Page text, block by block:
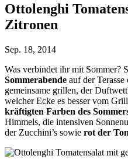
Ottolenghi
Zitronen
Sep. 18, 2014
Was verbindet ihr mit Sommer?
Sommerabende auf der
gemeinsame grillen, der
welcher Ecke es besser vom
kräftigten Farben des
Himmels, die intensiven
der Zucchini’s sowie rot der